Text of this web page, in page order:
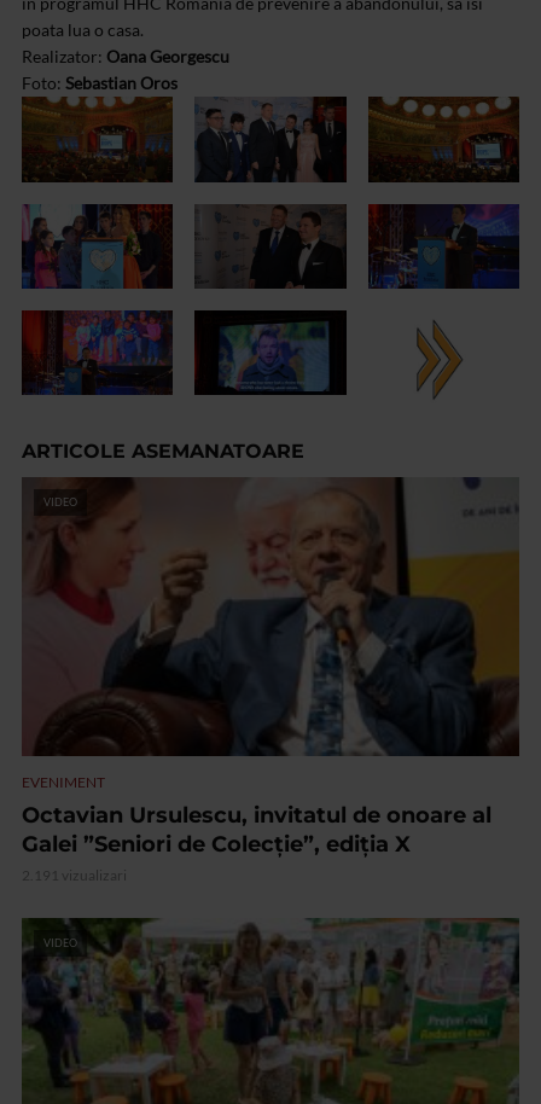
poata lua o casa.
Realizator: Oana Georgescu
Foto: Sebastian Oros
ARTICOLE ASEMANATOARE
VIDEO
EVENIMENT
Octavian Ursulescu, invitatul de onoare al
Galei ”Seniori de Colecție”, ediția X
2.191 vizualizari
VIDEO